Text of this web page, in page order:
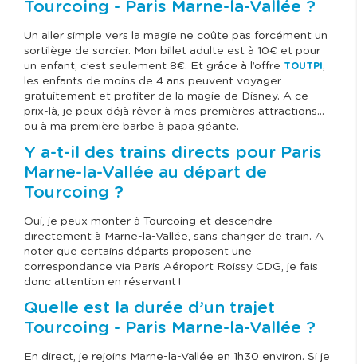
Tourcoing - Paris Marne-la-Vallée ?
Un aller simple vers la magie ne coûte pas forcément un
sortilège de sorcier. Mon billet adulte est à 10€ et pour
un enfant, c’est seulement 8€. Et grâce à l’offre TOUTPI,
les enfants de moins de 4 ans peuvent voyager
gratuitement et profiter de la magie de Disney. A ce
prix-là, je peux déjà rêver à mes premières attractions…
ou à ma première barbe à papa géante.
Y a-t-il des trains directs pour Paris
Marne-la-Vallée au départ de
Tourcoing ?
Oui, je peux monter à Tourcoing et descendre
directement à Marne-la-Vallée, sans changer de train. A
noter que certains départs proposent une
correspondance via Paris Aéroport Roissy CDG, je fais
donc attention en réservant !
Quelle est la durée d’un trajet
Tourcoing - Paris Marne-la-Vallée ?
En direct, je rejoins Marne-la-Vallée en 1h30 environ. Si je